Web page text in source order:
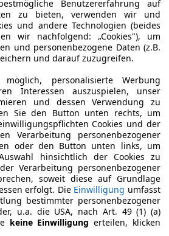
und flinker Geländewagen,
passt. Dabei ist der
Meter lang, 1,69 Meter breit und
liegt bei 110
der Sitze maximal 470
finden bis zu fünf
Zudem glänzt der Rocsta mit
, die auf den Radstand von 2,13
den Rocsta auch als fünftürige
lang und 1,85 Meter hoch ist. Der
auf 2,73 Meter verlängert,
bleibt.
Benutzererfahrung auf
zu bieten, verwenden wir und
und andere Technologien (beides
wir nachfolgend: „Cookies"), um
und personenbezogene Daten (z.B.
und darauf zuzugreifen.
personalisierte Werbung
Interessen auszuspielen, unser
und dessen Verwendung zu
Sie den Button unten rechts, um
Cookies und der
Verarbeitung personenbezogener
oder den Button unten links, um
hinsichtlich der Cookies zu
Verarbeitung personenbezogener
soweit diese auf Grundlage
erfolgt. Die Einwilligung umfasst
bestimmter personenbezogener
u.a. die USA, nach Art. 49 (1) (a)
keine Einwilligung erteilen, klicken